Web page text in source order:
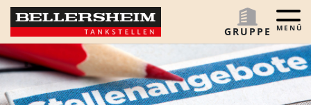
GRUPPE
Menü